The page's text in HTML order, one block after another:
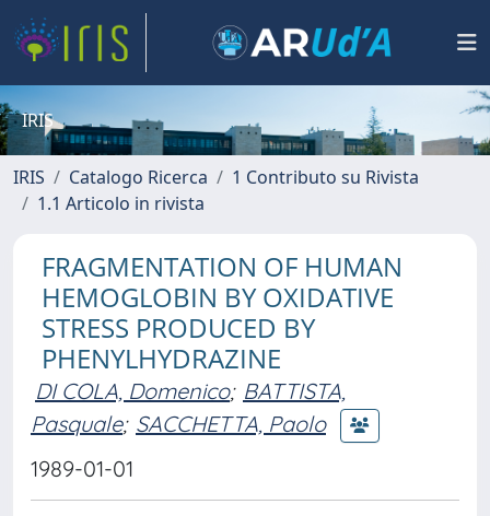
IRIS
IRIS Catalogo Ricerca
1 Contributo su Rivista
1.1 Articolo in rivista
FRAGMENTATION OF HUMAN
HEMOGLOBIN BY OXIDATIVE
STRESS PRODUCED BY
PHENYLHYDRAZINE
DI COLA, Domenico; BATTISTA,
Pasquale; SACCHETTA, Paolo
1989-01-01